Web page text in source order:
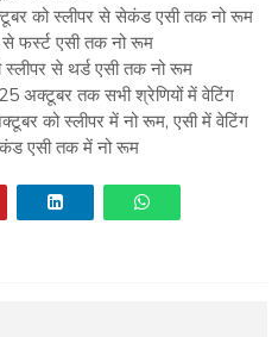
को स्लीपर से सेकंड एसी तक नो रूम
फर्स्ट एसी तक नो रूम
से थर्ड एसी तक नो रूम
अक्टूबर तक सभी श्रेणियों में वेटिंग
को स्लीपर में नो रूम, एसी में वेटिंग
एसी तक में नो रूम